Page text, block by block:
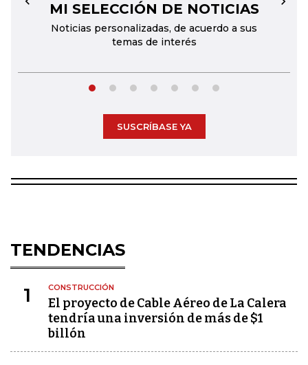
MI SELECCIÓN DE NOTICIAS
Noticias personalizadas, de acuerdo a sus
temas de interés
← →
SUSCRÍBASE YA
TENDENCIAS
1 CONSTRUCCIÓN
El proyecto de Cable Aéreo de La Calera
tendría una inversión de más de $1
billón